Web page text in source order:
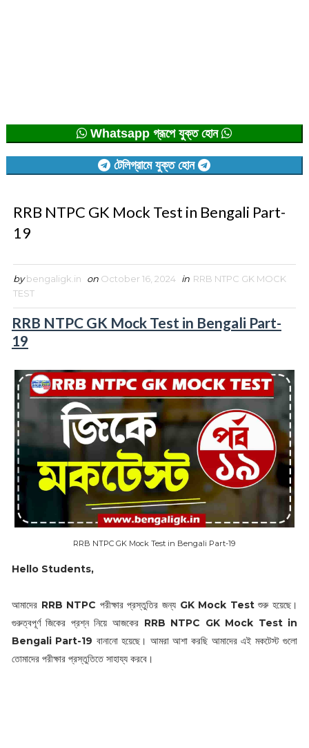
Whatsapp গ্রূপে যুক্ত হোন
টেলিগ্রামে যুক্ত হোন
RRB NTPC GK Mock Test in Bengali Part-
19
by bengaligk.in on October 16, 2024 in RRB NTPC GK MOCK
TEST
RRB NTPC GK Mock Test in Bengali Part-
19
RRB NTPC GK Mock Test in Bengali Part-19
Hello Students,
আমাদের RRB NTPC পরীক্ষার প্রস্তুতির জন্য GK Mock Testশুরু হয়েছে।
গুরুত্বপূর্ণ জিকের প্রশ্ন নিয়ে আজকের RRB NTPC GK Mock Test in
Bengali Part-19 বানানো হয়েছে। আমরা আশা করছি আমাদের এই মকটেস্ট গুলো
তোমাদের পরীক্ষার প্রস্তুতিতে সাহায্য করবে।